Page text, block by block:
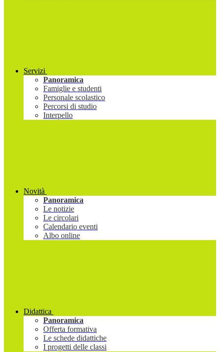
Servizi
Panoramica
Famiglie e studenti
Personale scolastico
Percorsi di studio
Interpello
Novità
Panoramica
Le notizie
Le circolari
Calendario eventi
Albo online
Didattica
Panoramica
Offerta formativa
Le schede didattiche
I progetti delle classi